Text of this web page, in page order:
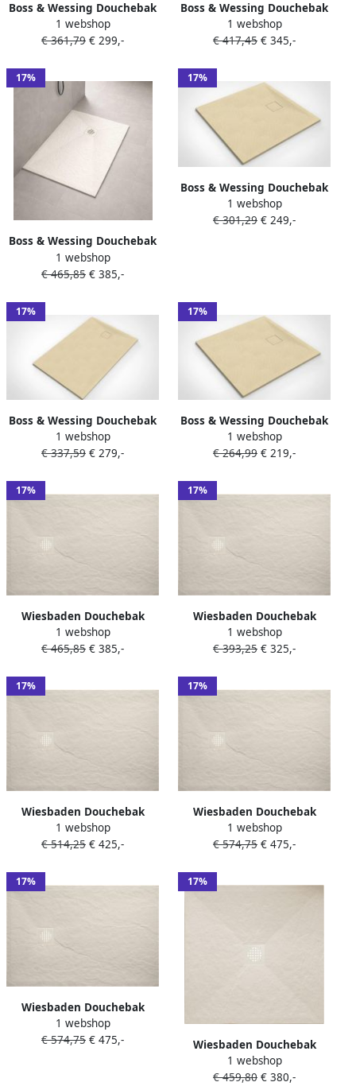
Boss & Wessing Douchebak
BWS Stonelle Antislip
Composiet 90x120x3 cm
1 webshop
€ 361,79 € 299,-
Boss & Wessing Douchebak
BWS Stonelle Antislip
Composiet 90x140x3 cm
1 webshop
€ 417,45 € 345,-
17%
Boss & Wessing Douchebak
BWS Stonelle Antislip
Composiet 90x160x3 cm
1 webshop
€ 465,85 € 385,-
17%
Boss & Wessing Douchebak
BWS Naxos Stonelook SMC
120x80 Cm Mat Beige
1 webshop
€ 301,29 € 249,-
17%
Boss & Wessing Douchebak
BWS Naxos Stonelook SMC
120x90 Cm Mat Beige
1 webshop
€ 337,59 € 279,-
17%
Boss & Wessing Douchebak
BWS Naxos Stonelook SMC
90x90 Cm Mat Beige
1 webshop
€ 264,99 € 219,-
17%
Wiesbaden Douchebak
Stonea Antislip Composiet
80x120x3 cm Inkortbaar
1 webshop
€ 465,85 € 385,-
17%
Wiesbaden Douchebak
Stonea Antislip Composiet
80x90x3 cm Inkortbaar
1 webshop
€ 393,25 € 325,-
17%
Wiesbaden Douchebak
Stonea Antislip Composiet
90x120x3 cm Inkortbaar
1 webshop
€ 514,25 € 425,-
17%
Wiesbaden Douchebak
Stonea Antislip Composiet
90x140x3 cm Inkortbaar
1 webshop
€ 574,75 € 475,-
17%
Wiesbaden Douchebak
Stonea Antislip Composiet
80x140x3 cm Inkortbaar
1 webshop
€ 574,75 € 475,-
17%
Wiesbaden Douchebak
Stonea Antislip Composiet
90x90x3 cm Inkortbaar
1 webshop
€ 459,80 € 380,-